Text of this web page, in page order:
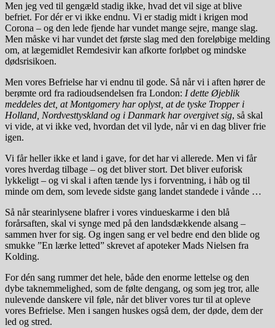
Men jeg ved til gengæld stadig ikke, hvad det vil sige at blive
befriet. For dér er vi ikke endnu. Vi er stadig midt i krigen mod
Corona – og den lede fjende har vundet mange sejre, mange slag.
Men måske vi har vundet det første slag med den foreløbige melding
om, at lægemidlet Remdesivir kan afkorte forløbet og mindske
dødsrisikoen.
Men vores Befrielse har vi endnu til gode. Så når vi i aften hører de
berømte ord fra radioudsendelsen fra London: I dette Øjeblik
meddeles det, at Montgomery har oplyst, at de tyske Tropper i
Holland, Nordvesttyskland og i Danmark har overgivet sig, så skal
vi vide, at vi ikke ved, hvordan det vil lyde, når vi en dag bliver frie
igen.
Vi får heller ikke et land i gave, for det har vi allerede. Men vi får
vores hverdag tilbage – og det bliver stort. Det bliver euforisk
lykkeligt – og vi skal i aften tænde lys i forventning, i håb og til
minde om dem, som levede sidste gang landet standede i vånde …
Så når stearinlysene blafrer i vores vindueskarme i den blå
forårsaften, skal vi synge med på den landsdækkende alsang –
sammen hver for sig. Og ingen sang er vel bedre end den blide og
smukke ”En lærke letted” skrevet af apoteker Mads Nielsen fra
Kolding.
For dén sang rummer det hele, både den enorme lettelse og den
dybe taknemmelighed, som de følte dengang, og som jeg tror, alle
nulevende danskere vil føle, når det bliver vores tur til at opleve
vores Befrielse. Men i sangen huskes også dem, der døde, dem der
led og stred.